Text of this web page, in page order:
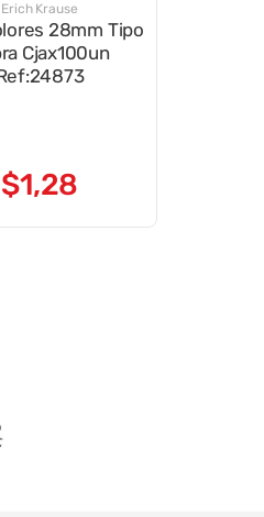
Erich Krause
28mm Tipo
Cjax100un
$1,28